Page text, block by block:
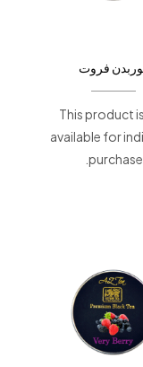
فروت
This product
available for
purchase.